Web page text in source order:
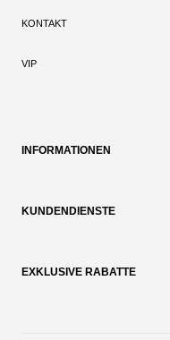
KONTAKT
VIP
INFORMATIONEN
KUNDENDIENSTE
EXKLUSIVE RABATTE